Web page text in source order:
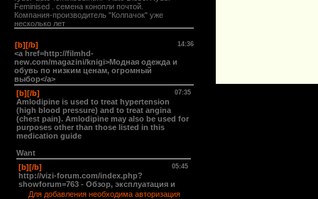
Для добавления необходима авторизация